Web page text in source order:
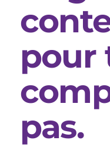
pour
pas.